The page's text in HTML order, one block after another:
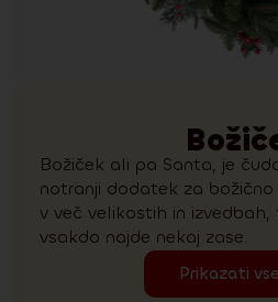
Božiček ali pa Santa, je
notranji dodatek za božično
v več velikostih in
vsakdo najde nekaj zase.
Prikazati